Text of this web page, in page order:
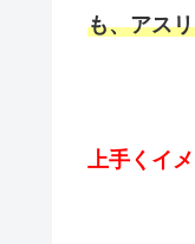
も、アス
上手くイ